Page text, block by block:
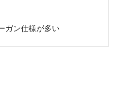
ガン仕様が多い